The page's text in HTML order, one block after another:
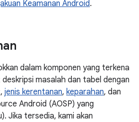
Keamanan Android.
dalam komponen yang terkena
masalah dan tabel dengan
jenis kerentanan, keparahan, dan
Android (AOSP) yang
Jika tersedia, kami akan